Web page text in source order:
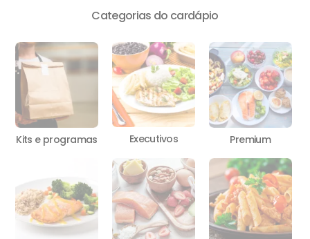
Categorias do cardápio
Kits e programas Executivos Premium